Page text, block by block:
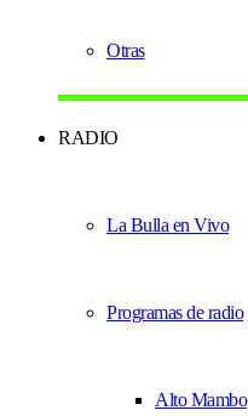
Otras
RADIO
La Bulla en Vivo
Programas de radio
Alto Mambo